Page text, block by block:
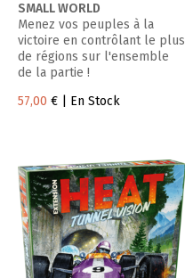
SMALL WORLD
Menez vos peuples à la
victoire en contrôlant le plus
de régions sur l'ensemble
de la partie !
57,00 € | En Stock